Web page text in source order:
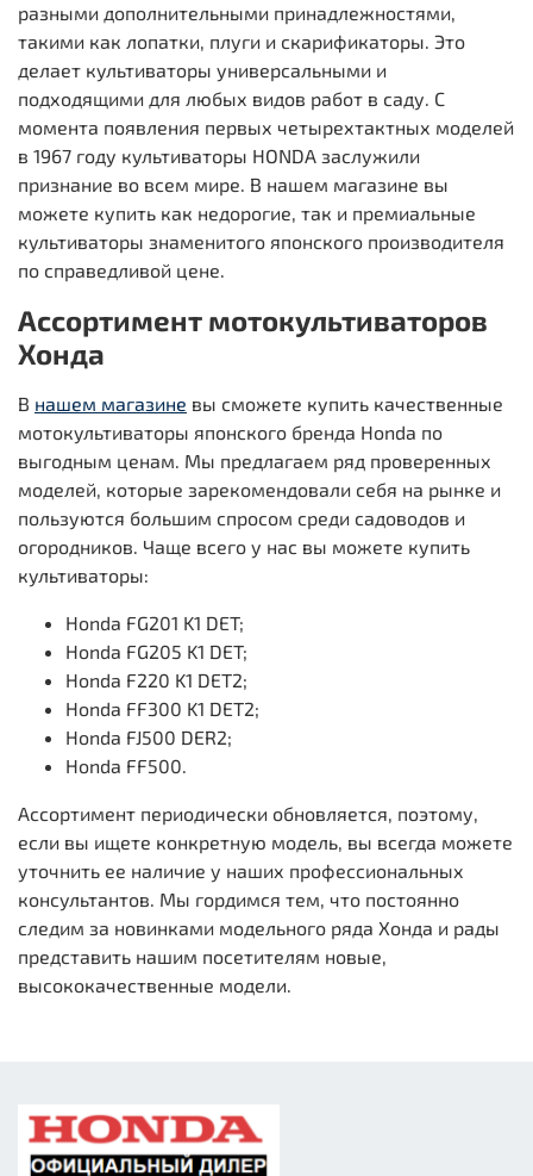
разными дополнительными принадлежностями,
такими как лопатки, плуги и скарификаторы. Это
делает культиваторы универсальными и
подходящими для любых видов работ в саду. С
момента появления первых четырехтактных моделей
в 1967 году культиваторы HONDA заслужили
признание во всем мире. В нашем магазине вы
можете купить как недорогие, так и премиальные
культиваторы знаменитого японского производителя
по справедливой цене.
Ассортимент мотокультиваторов
Хонда
В нашем магазине вы сможете купить качественные
мотокультиваторы японского бренда Honda по
выгодным ценам. Мы предлагаем ряд проверенных
моделей, которые зарекомендовали себя на рынке и
пользуются большим спросом среди садоводов и
огородников. Чаще всего у нас вы можете купить
культиваторы:
Honda FG201 K1 DET;
Honda FG205 K1 DET;
Honda F220 K1 DET2;
Honda FF300 K1 DET2;
Honda FJ500 DER2;
Honda FF500.
Ассортимент периодически обновляется, поэтому,
если вы ищете конкретную модель, вы всегда можете
уточнить ее наличие у наших профессиональных
консультантов. Мы гордимся тем, что постоянно
следим за новинками модельного ряда Хонда и рады
представить нашим посетителям новые,
высококачественные модели.